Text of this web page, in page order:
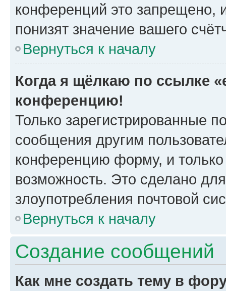
конференций это запрещено,
понизят значение вашего
Вернуться к началу
Когда я щёлкаю по ссылке
конференцию!
Только зарегистрированные
сообщения другим
конференцию форму, и
возможность. Это сделано
злоупотребления почтовой
Вернуться к началу
Создание сообщений
Как мне создать тему в